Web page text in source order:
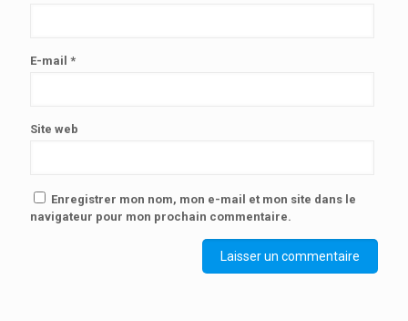
E-mail *
Site web
Enregistrer mon nom, mon e-mail et mon site dans le
navigateur pour mon prochain commentaire.